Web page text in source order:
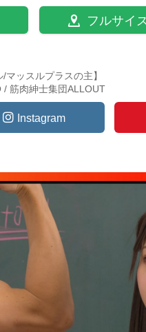
フルサイ
マッスルプラスの主】
/ 筋肉紳士集団ALLOUT
Instagram